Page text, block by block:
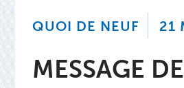
QUOI DE NEUF 21
MESSAGE